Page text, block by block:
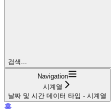
검색...
Navigation
시계열
날짜 및 시간 데이터 타입 - 시계열
홈